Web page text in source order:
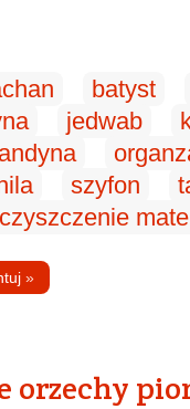
batyst
jedwab
szyfon
czyszczenie
»
orzechy